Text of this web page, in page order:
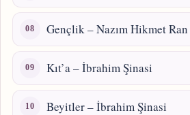
Gençlik – Nazım Hikmet Ran
Kıt’a – İbrahim Şinasi
Beyitler – İbrahim Şinasi